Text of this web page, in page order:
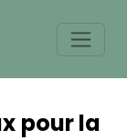
pour la